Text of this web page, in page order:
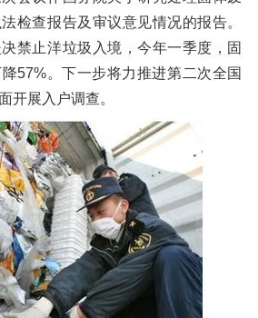
环锤式粉碎机 鼓式粉碎机
轮胎钢丝分离机 通用型粉碎机
破碎设备
反击式破碎机 颚式破碎机
圆锥破碎机 立轴冲击式破碎机
重型锤式破碎机 移动式破碎站
挤压成型设备
RDF成型机 生物质颗粒机
液压打包机
成套机组
封闭式破碎系统 废轮胎热解系统
橡胶破胶机组
分选分离设备
风选机 滚筒筛
磁选机 涡电流分选机
脉冲除尘器 轮胎抽丝机
检查报告及审议意见情况的报告。
禁止洋垃圾入境，今年一季度，固
57%。下一步将力推进第二次全国
开展入户调查。